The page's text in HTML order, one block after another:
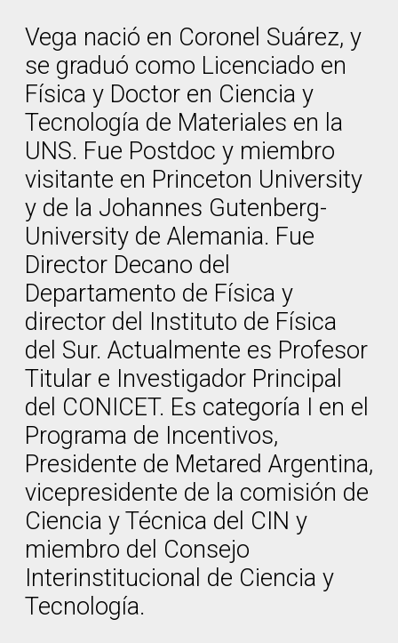
Vega nació en Coronel Suárez, y
se graduó como Licenciado en
Física y Doctor en Ciencia y
Tecnología de Materiales en la
UNS. Fue Postdoc y miembro
visitante en Princeton University
y de la Johannes Gutenberg-
University de Alemania. Fue
Director Decano del
Departamento de Física y
director del Instituto de Física
del Sur. Actualmente es Profesor
Titular e Investigador Principal
del CONICET. Es categoría I en el
Programa de Incentivos,
Presidente de Metared Argentina,
vicepresidente de la comisión de
Ciencia y Técnica del CIN y
miembro del Consejo
Interinstitucional de Ciencia y
Tecnología.